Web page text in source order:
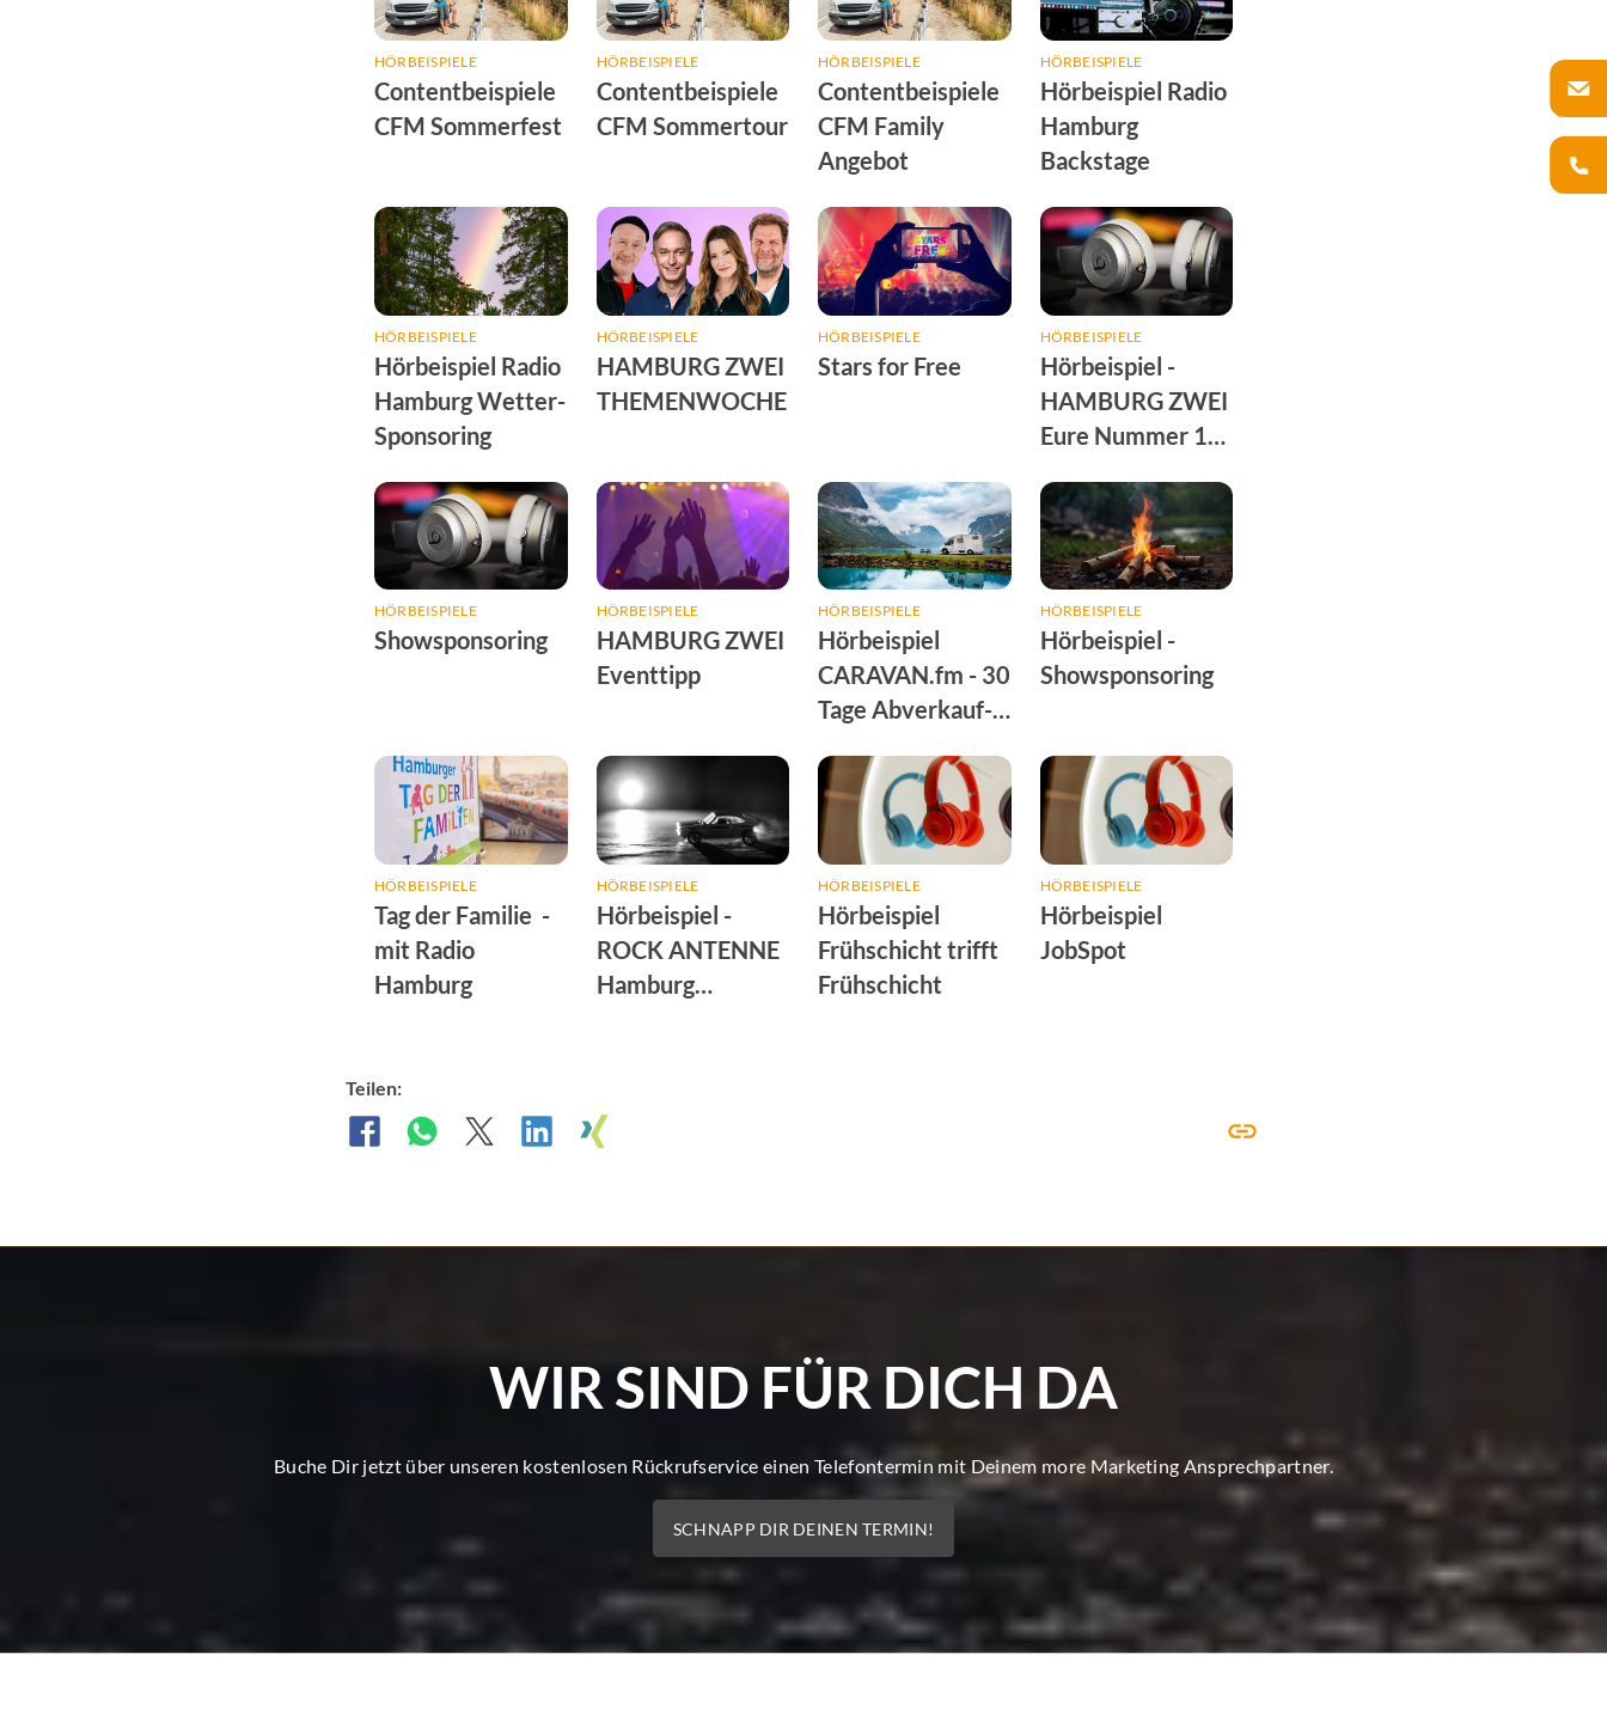
HÖRBEISPIELE
Contentbeispiele
CFM Sommerfest
HÖRBEISPIELE
Contentbeispiele
CFM Sommertour
HÖRBEISPIELE
Contentbeispiele
CFM Family
Angebot
HÖRBEISPIELE
Hörbeispiel Radio
Hamburg
Backstage
HÖRBEISPIELE
Hörbeispiel Radio
Hamburg Wetter-
Sponsoring
HÖRBEISPIELE
HAMBURG ZWEI
THEMENWOCHE
HÖRBEISPIELE
Stars for Free
HÖRBEISPIELE
Hörbeispiel -
HAMBURG ZWEI
Eure Nummer 1
HÖRBEISPIELE
Showsponsoring
HÖRBEISPIELE
HAMBURG ZWEI
Eventtipp
HÖRBEISPIELE
Hörbeispiel
CARAVAN.fm - 30
Tage Abverkauf-
HÖRBEISPIELE
Hörbeispiel -
Showsponsoring
HÖRBEISPIELE
Tag der Familie -
mit Radio
Hamburg
HÖRBEISPIELE
Hörbeispiel -
ROCK ANTENNE
Hamburg
HÖRBEISPIELE
Hörbeispiel
Frühschicht trifft
Frühschicht
HÖRBEISPIELE
Hörbeispiel
JobSpot
Teilen:
WIR SIND FÜR DICH DA
Buche Dir jetzt über unseren kostenlosen Rückrufservice einen Telefontermin mit Deinem more Marketing Ansprechpartner.
SCHNAPP DIR DEINEN TERMIN!